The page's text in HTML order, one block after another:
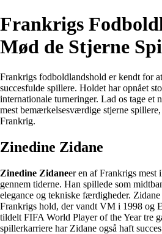
Frankrigs
Mød de Stjerne
Frankrigs fodboldlandshold er kendt for
succesfulde spillere. Holdet har opnået
internationale turneringer. Lad os tage et
mest bemærkelsesværdige stjerne
Frankrig.
Zinedine Zidane
Zinedine Zidaneer en af Frankrigs
gennem tiderne. Han spillede som
elegance og tekniske færdigheder.
Frankrigs hold, der vandt VM i 1998 og
tildelt FIFA World Player of the Year tre
spillerkarriere har Zidane også haft